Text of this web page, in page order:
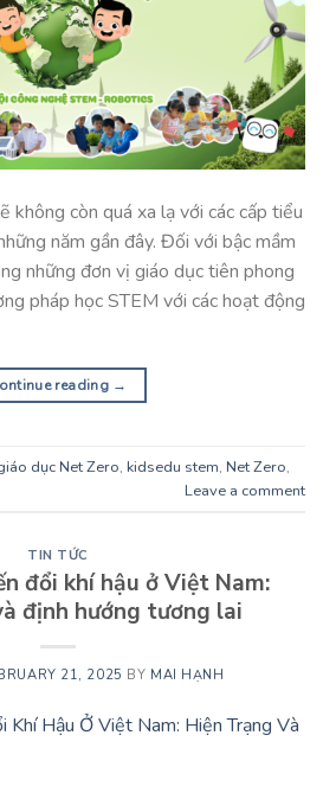
không còn quá xa lạ với các cấp tiểu
năm gần đây. Đối với bậc mầm
những đơn vị giáo dục tiên phong
pháp học STEM với các hoạt động
reading →
dục Net Zero, kidsedu stem, Net Zero,
Leave a comment
TIN TỨC
đổi khí hậu ở Việt Nam:
định hướng tương lai
21, 2025 BY MAI HẠNH